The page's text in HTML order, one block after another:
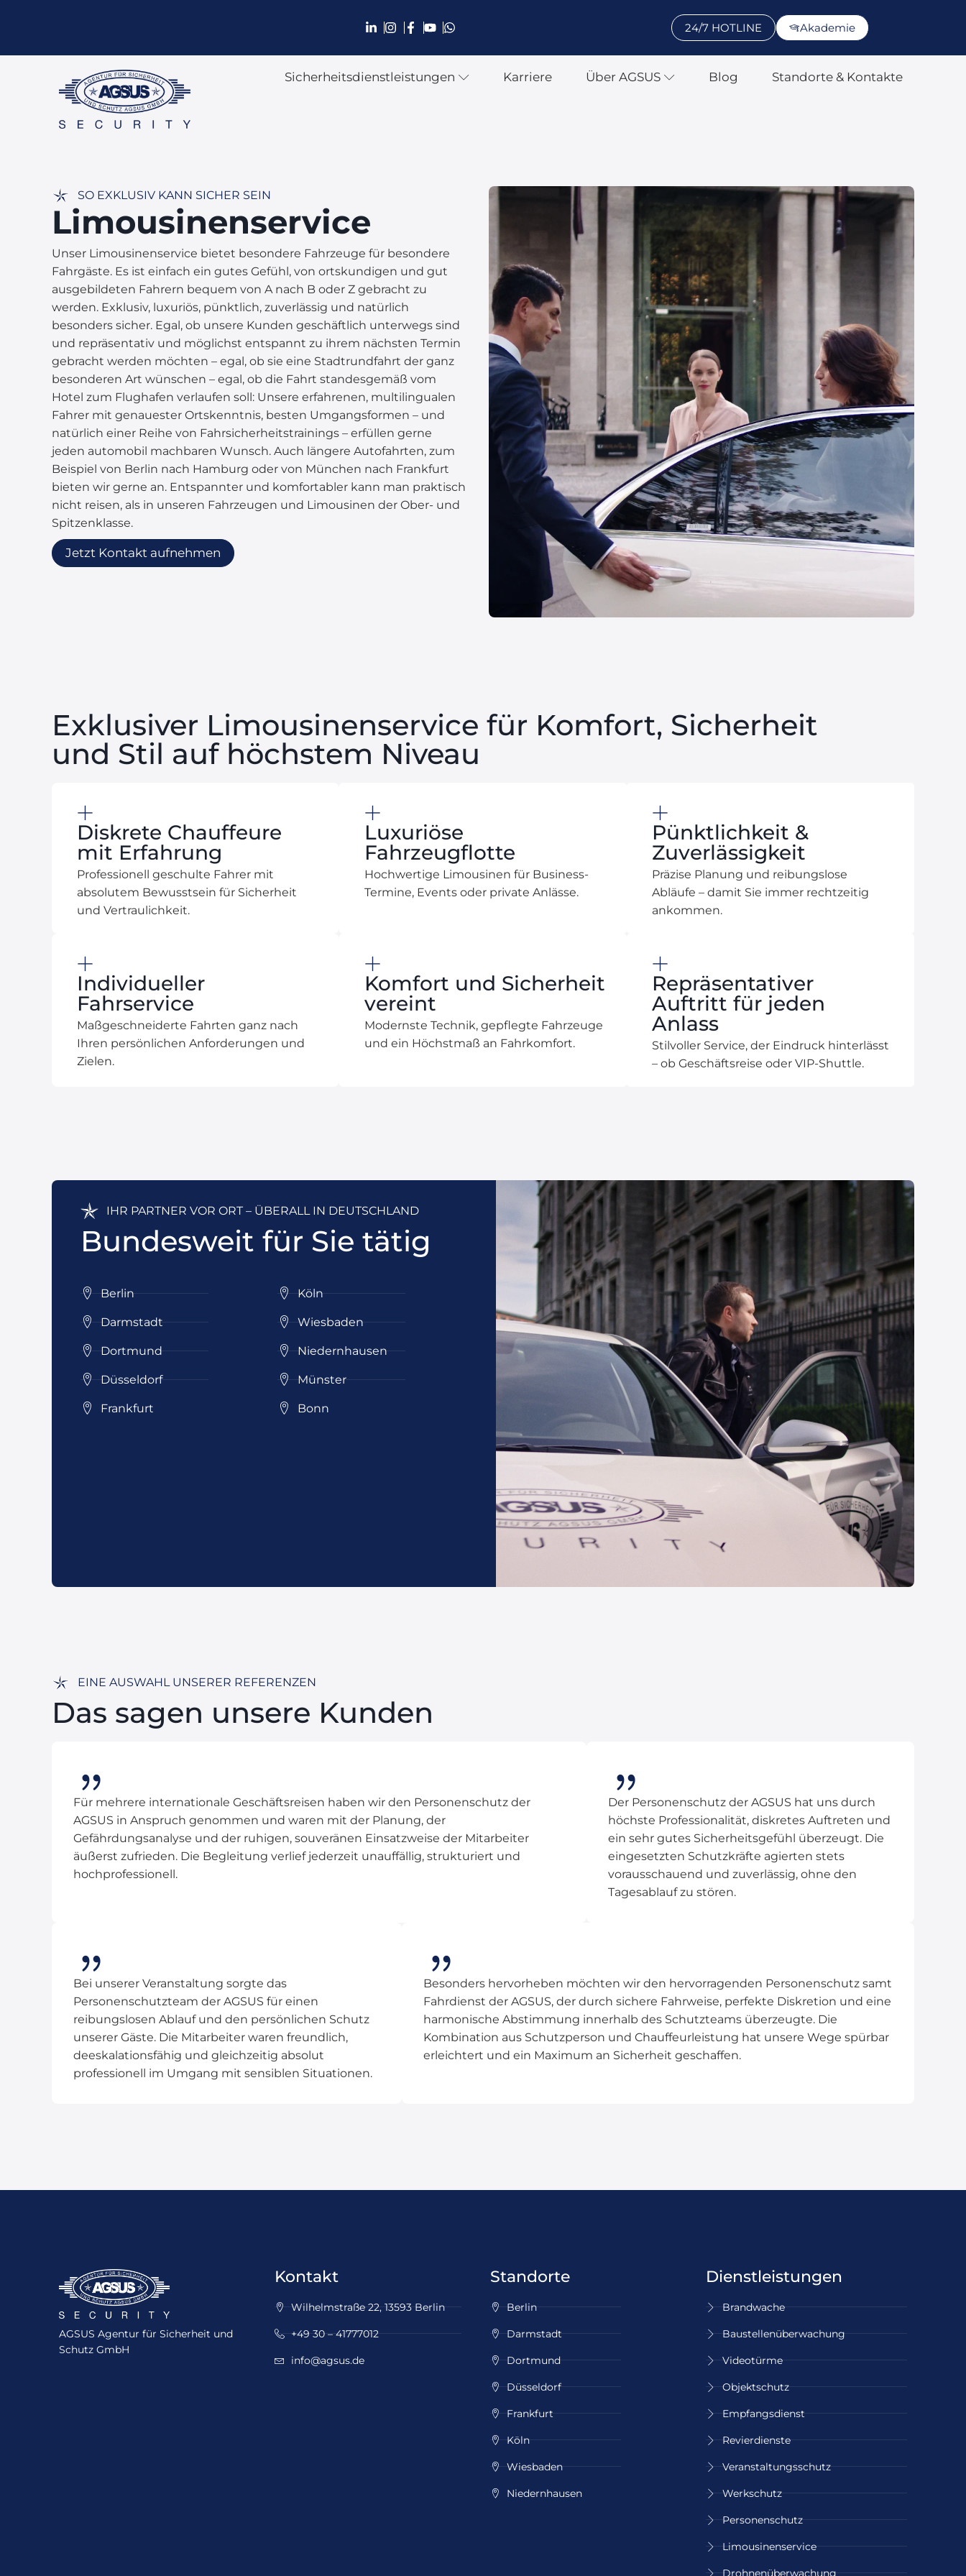
24/7 HOTLINE Akademie
Sicherheitsdienstleistungen Karriere Über AGSUS Blog Standorte & Kontakte
SO EXKLUSIV KANN SICHER SEIN
Limousinenservice
Unser Limousinenservice bietet besondere Fahrzeuge für besondere
Fahrgäste. Es ist einfach ein gutes Gefühl, von ortskundigen und gut
ausgebildeten Fahrern bequem von A nach B oder Z gebracht zu
werden. Exklusiv, luxuriös, pünktlich, zuverlässig und natürlich
besonders sicher. Egal, ob unsere Kunden geschäftlich unterwegs sind
und repräsentativ und möglichst entspannt zu ihrem nächsten Termin
gebracht werden möchten – egal, ob sie eine Stadtrundfahrt der ganz
besonderen Art wünschen – egal, ob die Fahrt standesgemäß vom
Hotel zum Flughafen verlaufen soll: Unsere erfahrenen, multilingualen
Fahrer mit genauester Ortskenntnis, besten Umgangsformen – und
natürlich einer Reihe von Fahrsicherheitstrainings – erfüllen gerne
jeden automobil machbaren Wunsch. Auch längere Autofahrten, zum
Beispiel von Berlin nach Hamburg oder von München nach Frankfurt
bieten wir gerne an. Entspannter und komfortabler kann man praktisch
nicht reisen, als in unseren Fahrzeugen und Limousinen der Ober- und
Spitzenklasse.
Jetzt Kontakt aufnehmen
Exklusiver Limousinenservice für Komfort, Sicherheit
und Stil auf höchstem Niveau
Diskrete Chauffeure
mit Erfahrung
Professionell geschulte Fahrer mit
absolutem Bewusstsein für Sicherheit
und Vertraulichkeit.
Luxuriöse
Fahrzeugflotte
Hochwertige Limousinen für Business-
Termine, Events oder private Anlässe.
Pünktlichkeit &
Zuverlässigkeit
Präzise Planung und reibungslose
Abläufe – damit Sie immer rechtzeitig
ankommen.
Individueller
Fahrservice
Maßgeschneiderte Fahrten ganz nach
Ihren persönlichen Anforderungen und
Zielen.
Komfort und Sicherheit
vereint
Modernste Technik, gepflegte Fahrzeuge
und ein Höchstmaß an Fahrkomfort.
Repräsentativer
Auftritt für jeden
Anlass
Stilvoller Service, der Eindruck hinterlässt
– ob Geschäftsreise oder VIP-Shuttle.
IHR PARTNER VOR ORT – ÜBERALL IN DEUTSCHLAND
Bundesweit für Sie tätig
Berlin
Darmstadt
Dortmund
Düsseldorf
Frankfurt
Köln
Wiesbaden
Niedernhausen
Münster
Bonn
EINE AUSWAHL UNSERER REFERENZEN
Das sagen unsere Kunden
Für mehrere internationale Geschäftsreisen haben wir den Personenschutz der
AGSUS in Anspruch genommen und waren mit der Planung, der
Gefährdungsanalyse und der ruhigen, souveränen Einsatzweise der Mitarbeiter
äußerst zufrieden. Die Begleitung verlief jederzeit unauffällig, strukturiert und
hochprofessionell.
Der Personenschutz der AGSUS hat uns durch
höchste Professionalität, diskretes Auftreten und
ein sehr gutes Sicherheitsgefühl überzeugt. Die
eingesetzten Schutzkräfte agierten stets
vorausschauend und zuverlässig, ohne den
Tagesablauf zu stören.
Bei unserer Veranstaltung sorgte das
Personenschutzteam der AGSUS für einen
reibungslosen Ablauf und den persönlichen Schutz
unserer Gäste. Die Mitarbeiter waren freundlich,
deeskalationsfähig und gleichzeitig absolut
professionell im Umgang mit sensiblen Situationen.
Besonders hervorheben möchten wir den hervorragenden Personenschutz samt
Fahrdienst der AGSUS, der durch sichere Fahrweise, perfekte Diskretion und eine
harmonische Abstimmung innerhalb des Schutzteams überzeugte. Die
Kombination aus Schutzperson und Chauffeurleistung hat unsere Wege spürbar
erleichtert und ein Maximum an Sicherheit geschaffen.
AGSUS Agentur für Sicherheit und
Schutz GmbH
Kontakt
Wilhelmstraße 22, 13593 Berlin
+49 30 – 41777012
info@agsus.de
Standorte
Berlin
Darmstadt
Dortmund
Düsseldorf
Frankfurt
Köln
Wiesbaden
Niedernhausen
Dienstleistungen
Brandwache
Baustellen­überwachung
Videotürme
Objektschutz
Empfangsdienst
Revierdienste
Veranstaltungs­schutz
Werkschutz
Personenschutz
Limousinenservice
Drohnenüberwachung